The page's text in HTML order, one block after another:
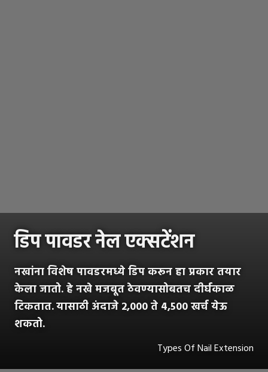
डिप पावडर नेल एक्सटेंशन
नखांना विशेष पावडरमध्ये डिप करून हा प्रकार तयार
केला जातो. हे नखे मजबूत ठेवण्यासोबतच दीर्घकाळ
टिकतात.यासाठी अंदाजे 2,000 ते 4,500 खर्च येऊ
शकतो.
Types Of Nail Extension